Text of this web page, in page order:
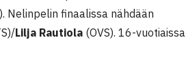
Nelinpelin finaalissa nähdään
Lilja Rautiola (OVS). 16-vuotiaissa